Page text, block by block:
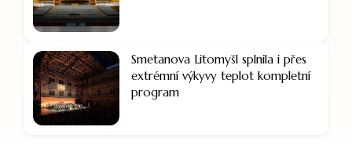
Smetanova Litomyšl splnila i přes
extrémní výkyvy teplot kompletní
program